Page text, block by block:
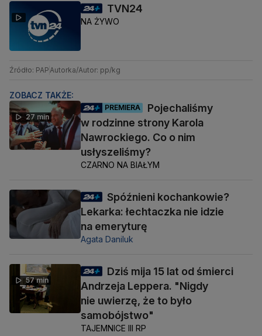
TVN24
NA ŻYWO
Źródło: PAP Autorka/Autor: pp/kg
ZOBACZ TAKŻE:
27 min
PREMIERA
Pojechaliśmy
w rodzinne strony Karola
Nawrockiego. Co o nim
usłyszeliśmy?
CZARNO NA BIAŁYM
Spóźnieni kochankowie?
Lekarka: łechtaczka nie idzie
na emeryturę
Agata Daniluk
57 min
Dziś mija 15 lat od śmierci
Andrzeja Leppera. "Nigdy
nie uwierzę, że to było
samobójstwo"
TAJEMNICE III RP